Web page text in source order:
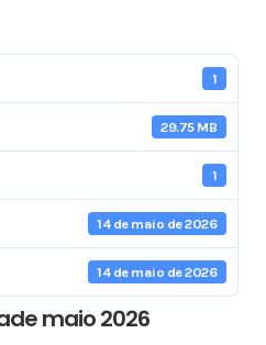
1
29.75 MB
1
14 de maio de 2026
14 de maio de 2026
maio 2026